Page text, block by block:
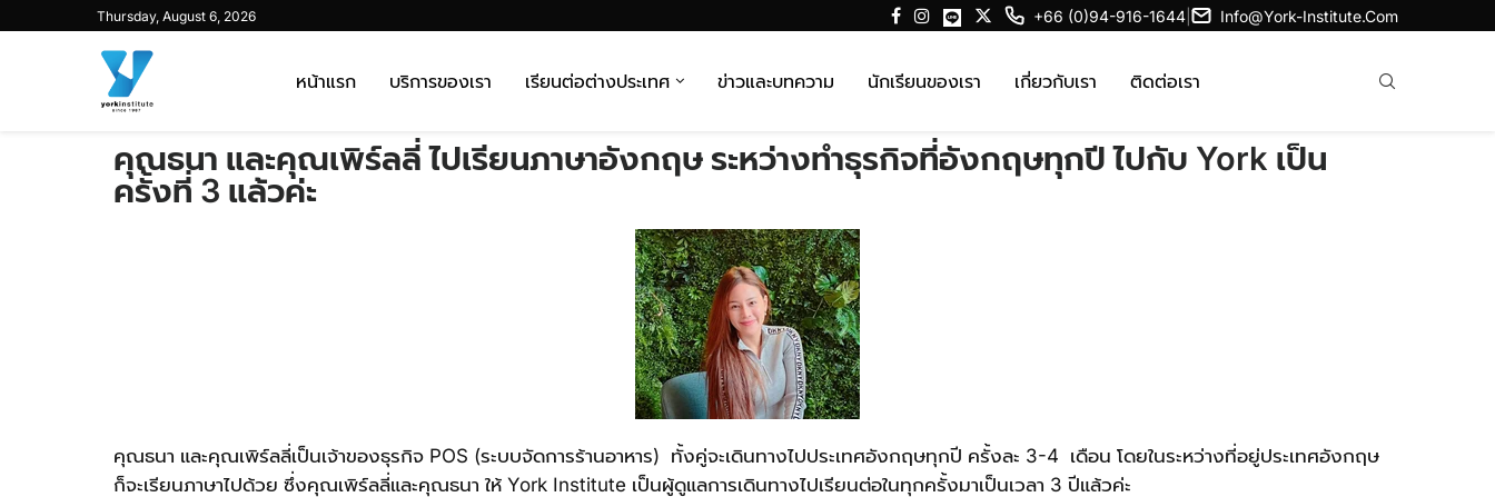
Thursday, August 6, 2026 +66 (0)94-916-1644 Info@york-Institute.com
หน้าแรก บริการของเรา เรียนต่อต่างประเทศ ข่าวและบทความ นักเรียนของเรา เกี่ยวกับเรา ติดต่อเรา
คุณธนา และคุณเพิร์ลลี่ ไปเรียนภาษาอังกฤษ ระหว่างทำธุรกิจที่อังกฤษทุกปี ไปกับ York เป็น
ครั้งที่ 3 แล้วค่ะ
คุณธนา และคุณเพิร์ลลี่เป็นเจ้าของธุรกิจ POS (ระบบจัดการร้านอาหาร) ทั้งคู่จะเดินทางไปประเทศอังกฤษทุกปี ครั้งละ 3-4 เดือน โดยในระหว่างที่อยู่ประเทศอังกฤษ
ก็จะเรียนภาษาไปด้วย ซึ่งคุณเพิร์ลลี่และคุณธนา ให้ York Institute เป็นผู้ดูแลการเดินทางไปเรียนต่อในทุกครั้งมาเป็นเวลา 3 ปีแล้วค่ะ